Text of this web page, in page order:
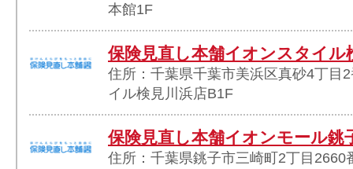
本館1F
保険見直し本舗イオンスタイル
住所：千葉県千葉市美浜区真砂4丁目
イル検見川浜店B1F
保険見直し本舗イオンモール銚
住所：千葉県銚子市三崎町2丁目2660